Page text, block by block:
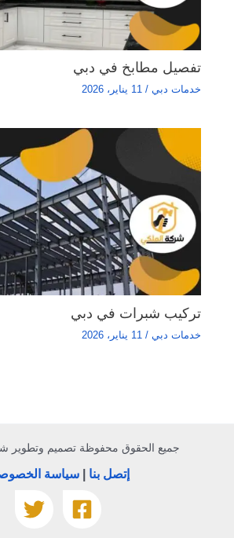
تفصيل مطابخ في دبي
خدمات دبي/ 11 يناير، 2026
تركيب شبرات في دبي
خدمات دبي / 11 يناير، 2026
جميع الحقوق محفوظة تصميم وتطوير
إتصل بنا | سياسة